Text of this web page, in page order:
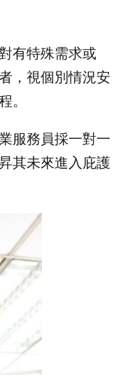
有特殊需求或
，視個別情況安
。
服務員採一對一
其未來進入庇護